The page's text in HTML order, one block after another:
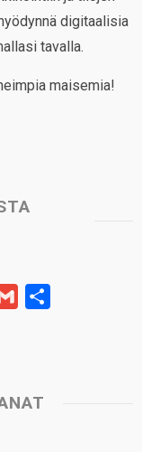
digitaalisia
tavalla.
maisemia!
l